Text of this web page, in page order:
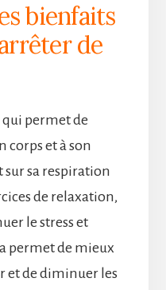
bienfaits
de
qui permet de
corps et à son
sur sa respiration
de relaxation,
le stress et
permet de mieux
et de diminuer les